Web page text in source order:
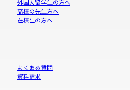
外国人留学生の方へ
高校の先生方へ
在校生の方へ
よくある質問
資料請求